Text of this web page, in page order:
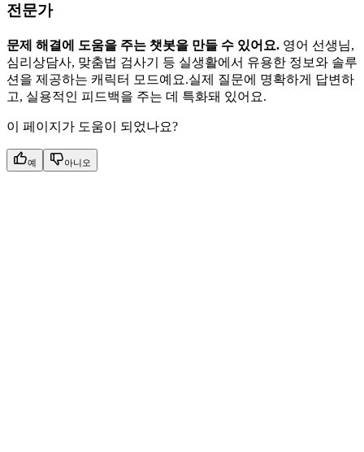
전문가
문제 해결에 도움을 주는 챗봇을 만들 수 있어요. 영어 선생님,
심리상담사, 맞춤법 검사기 등 실생활에서 유용한 정보와 솔루
션을 제공하는 캐릭터 모드예요.실제 질문에 명확하게 답변하
고, 실용적인 피드백을 주는 데 특화돼 있어요.
이 페이지가 도움이 되었나요?
예 아니오